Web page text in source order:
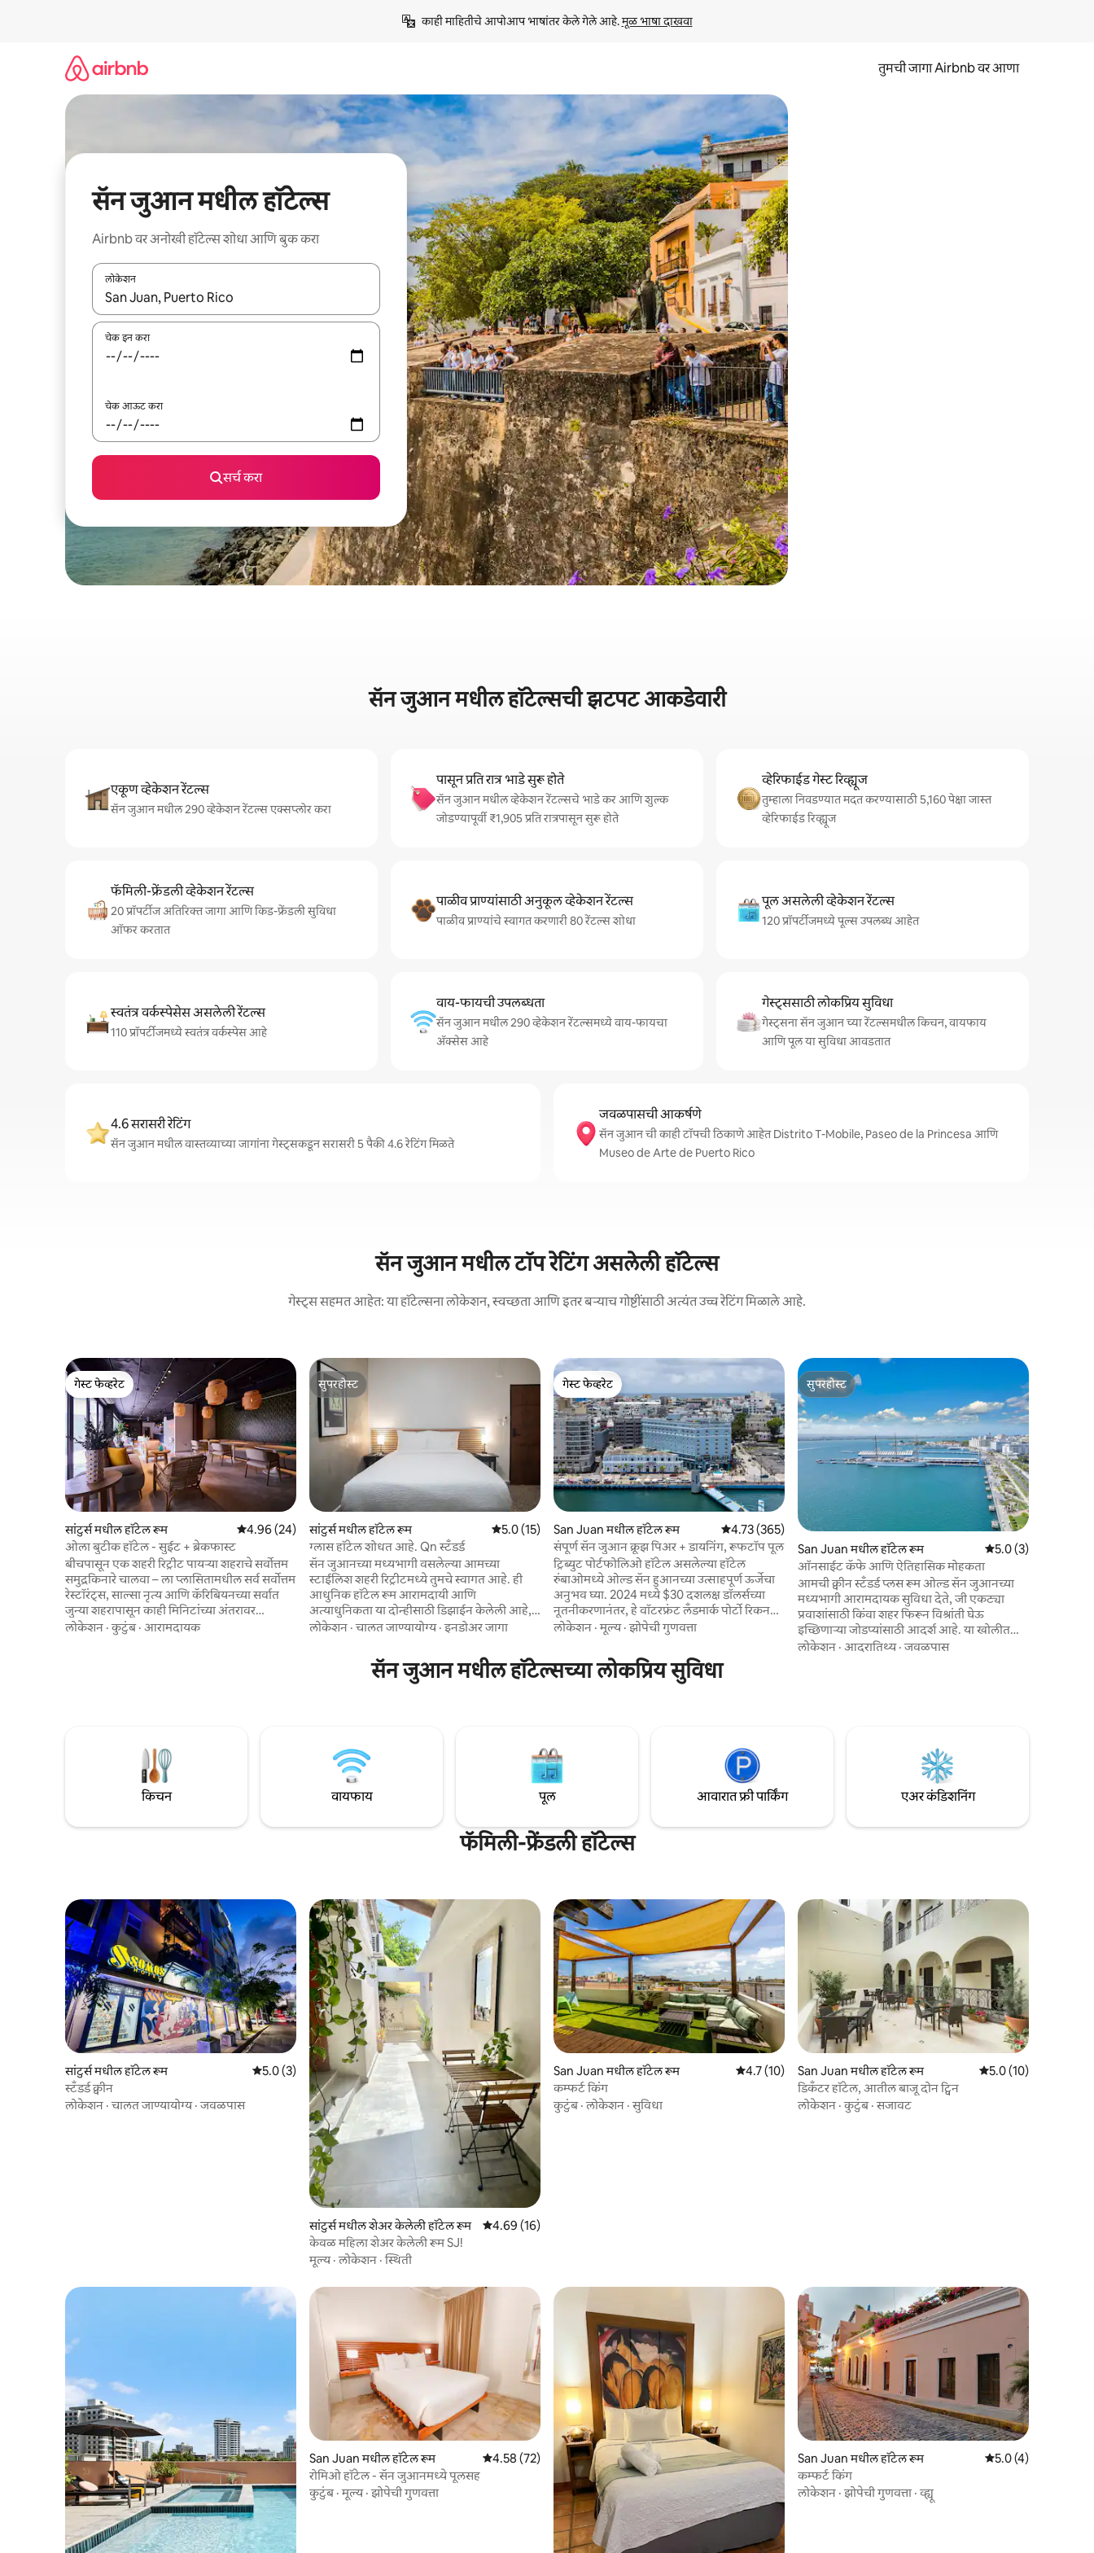
काही माहितीचे आपोआप भाषांतर केले गेले आहे. मूळ भाषा दाखवा
तुमची जागा Airbnb वर आणा
सॅन जुआन मधील हॉटेल्स
Airbnb वर अनोखी हॉटेल्स शोधा आणि बुक करा
लोकेशन
जेव्हा परिणाम उपलब्ध असतील, तेव्हा वरच्या आणि खाली बाणांच्या किजसह नेव्हिगेट करा किंवा स्पर्शाने स्वाइप जेश्चर्स वापरून एक्सप्लोर करा.
चेक इन करा
चेक आऊट करा
सर्च करा
सॅन जुआन मधील हॉटेल्सची झटपट आकडेवारी
एकूण व्हेकेशन रेंटल्स
सॅन जुआन मधील 290 व्हेकेशन रेंटल्स एक्सप्लोर करा
पासून प्रति रात्र भाडे सुरू होते
सॅन जुआन मधील व्हेकेशन रेंटल्सचे भाडे कर आणि शुल्क
जोडण्यापूर्वी ₹1,905 प्रति रात्रपासून सुरू होते
व्हेरिफाईड गेस्ट रिव्ह्यूज
तुम्हाला निवडण्यात मदत करण्यासाठी 5,160 पेक्षा जास्त
व्हेरिफाईड रिव्ह्यूज
फॅमिली-फ्रेंडली व्हेकेशन रेंटल्स
20 प्रॉपर्टीज अतिरिक्त जागा आणि किड-फ्रेंडली सुविधा
ऑफर करतात
पाळीव प्राण्यांसाठी अनुकूल व्हेकेशन रेंटल्स
पाळीव प्राण्यांचे स्वागत करणारी 80 रेंटल्स शोधा
पूल असलेली व्हेकेशन रेंटल्स
120 प्रॉपर्टीजमध्ये पूल्स उपलब्ध आहेत
स्वतंत्र वर्कस्पेसेस असलेली रेंटल्स
110 प्रॉपर्टीजमध्ये स्वतंत्र वर्कस्पेस आहे
वाय-फायची उपलब्धता
सॅन जुआन मधील 290 व्हेकेशन रेंटल्समध्ये वाय-फायचा
अ‍ॅक्सेस आहे
गेस्ट्ससाठी लोकप्रिय सुविधा
गेस्ट्सना सॅन जुआन च्या रेंटल्समधील किचन, वायफाय
आणि पूल या सुविधा आवडतात
4.6 सरासरी रेटिंग
सॅन जुआन मधील वास्तव्याच्या जागांना गेस्ट्सकडून सरासरी 5 पैकी 4.6 रेटिंग मिळते
जवळपासची आकर्षणे
सॅन जुआन ची काही टॉपची ठिकाणे आहेत Distrito T-Mobile, Paseo de la Princesa आणि
Museo de Arte de Puerto Rico
सॅन जुआन मधील टॉप रेटिंग असलेली हॉटेल्स
गेस्ट्स सहमत आहेत: या हॉटेल्सना लोकेशन, स्वच्छता आणि इतर बऱ्याच गोष्टींसाठी अत्यंत उच्च रेटिंग मिळाले आहे.
गेस्ट फेव्हरेट
गेस्ट फेव्हरेट
सांटुर्स मधील हॉटेल रूम 5 पैकी 4.96 सरासरी रेटिंग, 24 रिव्ह्यूज
4.96 (24)
ओला बुटीक हॉटेल - सुईट + ब्रेकफास्ट
बीचपासून एक शहरी रिट्रीट पायऱ्या शहराचे सर्वोत्तम
समुद्रकिनारे चालवा – ला प्लासितामधील सर्व सर्वोत्तम
रेस्टॉरंट्स, साल्सा नृत्य आणि कॅरिबियनच्या सर्वात
जुन्या शहरापासून काही मिनिटांच्या अंतरावर
असलेल्या शहराच्या मध्यभागी असलेले एक शांत
ठिकाण; ओल्ड सॅन जुआन, जिथे स्पेनने पोर्टो रिकोवर
लोकेशन ·कुटुंब· आरामदायक
सुपरहोस्ट
सुपरहोस्ट
सांटुर्स मधील हॉटेल रूम 5 पैकी 5.0 सरासरी रेटिंग, 15 रिव्ह्यूज
5.0 (15)
ग्लास हॉटेल शोधत आहे. Qn स्टँडर्ड
सॅन जुआनच्या मध्यभागी वसलेल्या आमच्या
स्टाईलिश शहरी रिट्रीटमध्ये तुमचे स्वागत आहे. ही
आधुनिक हॉटेल रूम आरामदायी आणि
अत्याधुनिकता या दोन्हीसाठी डिझाईन केलेली आहे,
जी समकालीन डिझाईन आणि उबदार आदरातिथ्याचे
एक नयनरम्य पार्श्वभूमी प्रदान करते जी तुमच्या
वास्तव्यामध्ये जादूचा स्पर्श जोडते. आमच्या प्लश
बेडिंग, उच्च - गुणवत्तेचे लिनन्स आणि काळजीपूर्वक
लोकेशन ·चालत जाण्यायोग्य·इनडोअर जागा
गेस्ट फेव्हरेट
गेस्ट फेव्हरेट
San Juan मधील हॉटेल रूम 5 पैकी 4.73 सरासरी रेटिंग, 365 रिव्ह्यूज
4.73 (365)
संपूर्ण सॅन जुआन क्रूझ पिअर + डायनिंग, रूफटॉप पूल
ट्रिब्युट पोर्टफोलिओ हॉटेल असलेल्या हॉटेल
रुंबाओमध्ये ओल्ड सॅन हुआनच्या उत्साहपूर्ण ऊर्जेचा
अनुभव घ्या. 2024 मध्ये $30 दशलक्ष डॉलर्सच्या
नूतनीकरणानंतर, हे वॉटरफ्रंट लँडमार्क पोर्टो रिकन
वारस्यासह मिड-सेंच्युरी डिझाइनचे मिश्रण असलेला
आधुनिक बुटीक अनुभव देते. गेस्ट्स रूफटॉप पूल
आणि हॉट टब, Kueros आयलँड बार अँड
किचनमधील जोरदार चवी आणि 24/7 फिटनेस
सेंटरचा आनंद घेतात. क्रूझ पोर्टपासून आणि एल मोरो
लोकेशन ·मूल्य·झोपेची गुणवत्ता
सुपरहोस्ट
सुपरहोस्ट
San Juan मधील हॉटेल रूम 5 पैकी 5.0 सरासरी
5.0 (3)
ऑनसाईट कॅफे आणि ऐतिहासिक मोहकता
आमची क्वीन स्टँडर्ड प्लस रूम ओल्ड सॅन जुआनच्या
मध्यभागी आरामदायक सुविधा देते, जी एकट्या
प्रवाशांसाठी किंवा शहर फिरून विश्रांती घेऊ
इच्छिणाऱ्या जोडप्यांसाठी आदर्श आहे. या खोलीत
मऊ लिनन्सने सजवलेला एक आलिशान क्वीन-साईझ
लोकेशन · आदरातिथ्य·जवळपास
सॅन जुआन मधील हॉटेल्सच्या लोकप्रिय सुविधा
किचन वायफाय पूल आवारात फ्री पार्किंग एअर कंडिशनिंग
फॅमिली-फ्रेंडली हॉटेल्स
सांटुर्स मधील हॉटेल रूम 5 पैकी 5.0 सरासरी रेटिंग, 3 रिव्ह्यूज
5.0 (3)
स्टँडर्ड क्वीन
लोकेशन ·चालत जाण्यायोग्य·जवळपास
सांटुर्स मधील शेअर केलेली हॉटेल रूम 5 पैकी 4.69 सरासरी रेटिंग, 16 रिव्ह्यूज
4.69 (16)
केवळ महिला शेअर केलेली रूम SJ!
मूल्य·लोकेशन ·स्थिती
San Juan मधील हॉटेल रूम 5 पैकी 4.7 सरासरी रेटिंग, 10 रिव्ह्यूज
4.7 (10)
कम्फर्ट किंग
कुटुंब·लोकेशन ·सुविधा
San Juan मधील हॉटेल रूम 5 पैकी 5.0 सरासरी रेटिंग,
5.0 (10)
डिकँटर हॉटेल, आतील बाजू दोन ट्विन
लोकेशन ·कुटुंब·सजावट
San Juan मधील हॉटेल रूम 5 पैकी 4.58 सरासरी रेटिंग, 72 रिव्ह्यूज
4.58 (72)
रोमिओ हॉटेल - सॅन जुआनमध्ये पूलसह
कुटुंब·मूल्य·झोपेची गुणवत्ता
San Juan मधील हॉटेल रूम 5 पैकी 5.0 सरासरी
5.0 (4)
कम्फर्ट किंग
लोकेशन ·झोपेची गुणवत्ता ·व्ह्यू